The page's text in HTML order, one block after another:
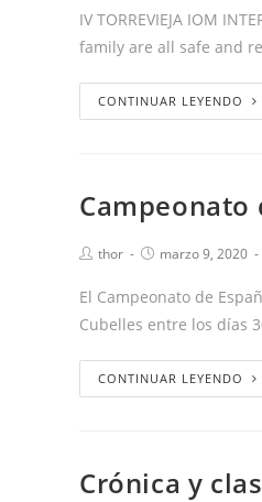
IV TORREVIEJA IOM
family are all safe and
CONTINUAR LEYENDO
Campeonato
thor marzo 9, 2020
El Campeonato de
Cubelles entre los días
CONTINUAR LEYENDO
Crónica y